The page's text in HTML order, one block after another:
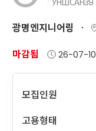
광명엔지니어링
마감됨
26-07-10
모집인원
고용형태